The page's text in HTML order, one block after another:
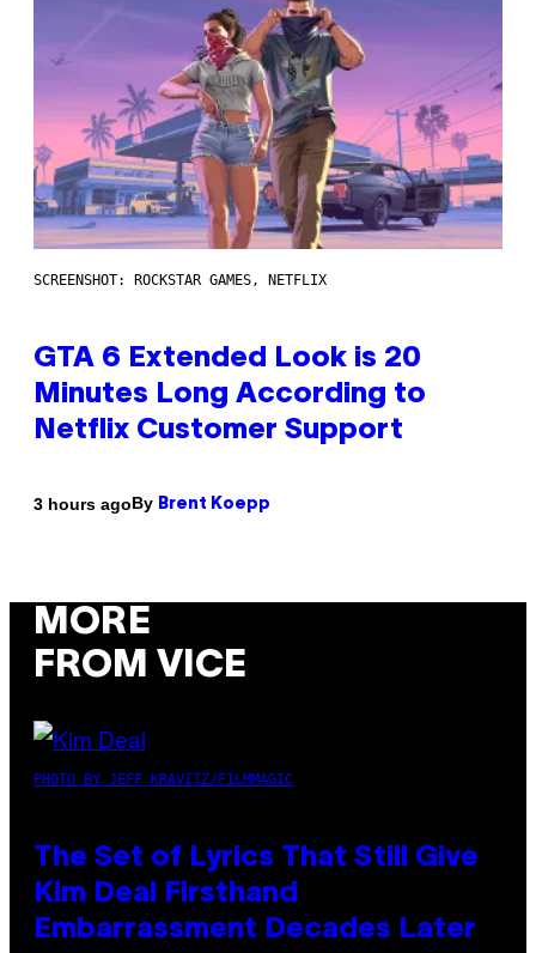
SCREENSHOT: ROCKSTAR GAMES, NETFLIX
GTA 6 Extended Look is 20
Minutes Long According to
Netflix Customer Support
3 hours agoBy Brent Koepp
MORE
FROM VICE
PHOTO BY JEFF KRAVITZ/FILMMAGIC
The Set of Lyrics That Still Give
Kim Deal Firsthand
Embarrassment Decades Later